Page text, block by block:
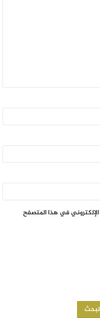
في هذا المتصفح